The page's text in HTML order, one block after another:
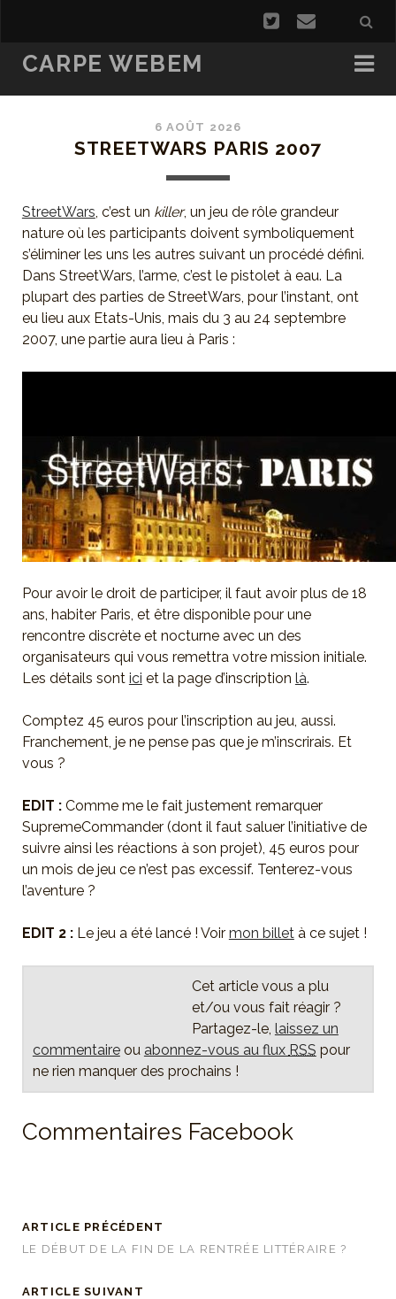
CARPE WEBEM
6 AOÛT 2026
STREETWARS PARIS 2007
StreetWars, c’est un killer, un jeu de rôle grandeur
nature où les participants doivent symboliquement
s’éliminer les uns les autres suivant un procédé défini.
Dans StreetWars, l’arme, c’est le pistolet à eau. La
plupart des parties de StreetWars, pour l’instant, ont
eu lieu aux Etats-Unis, mais du 3 au 24 septembre
2007, une partie aura lieu à Paris :
Pour avoir le droit de participer, il faut avoir plus de 18
ans, habiter Paris, et être disponible pour une
rencontre discrète et nocturne avec un des
organisateurs qui vous remettra votre mission initiale.
Les détails sont ici et la page d’inscription là.
Comptez 45 euros pour l’inscription au jeu, aussi.
Franchement, je ne pense pas que je m’inscrirais. Et
vous ?
EDIT :Comme me le fait justement remarquer
SupremeCommander (dont il faut saluer l’initiative de
suivre ainsi les réactions à son projet), 45 euros pour
un mois de jeu ce n’est pas excessif. Tenterez-vous
l’aventure ?
EDIT 2 :Le jeu a été lancé ! Voir mon billetà ce sujet !
Cet article vous a plu
et/ou vous fait réagir ?
Partagez-le, laissez un
commentaireou abonnez-vous au flux RSS pour
ne rien manquer des prochains !
Commentaires Facebook
ARTICLE PRÉCÉDENT
LE DÉBUT DE LA FIN DE LA RENTRÉE LITTÉRAIRE ?
ARTICLE SUIVANT